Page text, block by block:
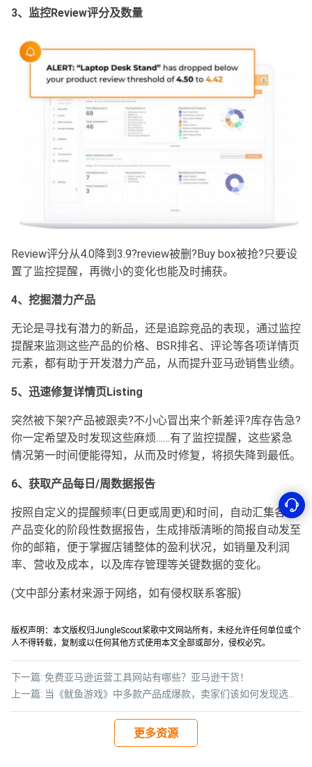
3、监控Review评分及数量
Review评分从4.0降到3.9?review被删?Buy box被抢?只要设
置了监控提醒，再微小的变化也能及时捕获。
4、挖掘潜力产品
无论是寻找有潜力的新品，还是追踪竞品的表现，通过监控
提醒来监测这些产品的价格、BSR排名、评论等各项详情页
元素，都有助于开发潜力产品，从而提升亚马逊销售业绩。
5、迅速修复详情页Listing
突然被下架?产品被跟卖?不小心冒出来个新差评?库存告急?
你一定希望及时发现这些麻烦……有了监控提醒，这些紧急
情况第一时间便能得知，从而及时修复，将损失降到最低。
6、获取产品每日/周数据报告
按照自定义的提醒频率(日更或周更)和时间，自动汇集各项
产品变化的阶段性数据报告，生成排版清晰的简报自动发至
你的邮箱，便于掌握店铺整体的盈利状况，如销量及利润
率、营收及成本，以及库存管理等关键数据的变化。
(文中部分素材来源于网络，如有侵权联系客服)
版权声明：本文版权归JungleScout桨歌中文网站所有，未经允许任何单位或个
人不得转载，复制或以任何其他方式使用本文全部或部分，侵权必究。
上一篇: 当《鱿鱼游戏》中多款产品成爆款，卖家们该如何发现选品新方向？！
下一篇: 免费亚马逊运营工具网站有哪些？亚马逊干货！
更多资源